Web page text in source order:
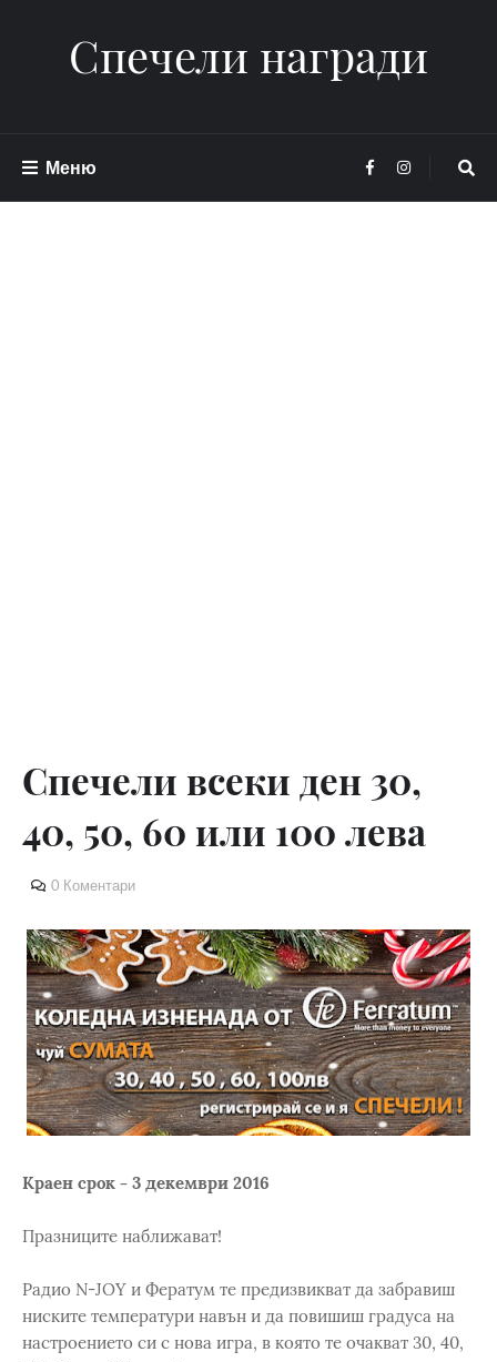
Спечели награди
Меню
Спечели всеки ден 30,
40, 50, 60 или 100 лева
0 Коментари
Краен срок - 3 декември 2016
Празниците наближават!
Радио N-JOY и Фератум те предизвикват да забравиш
ниските температури навън и да повишиш градуса на
настроението си с нова игра, в която те очакват 30, 40,